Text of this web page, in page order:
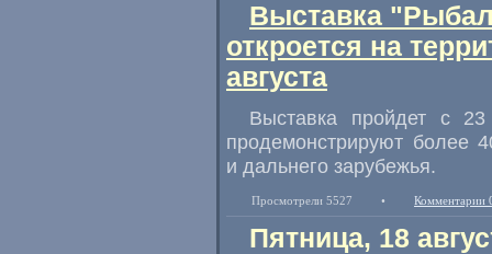
Выставка
откроется на
августа
Выставка пройдет с
продемонстрируют более
и дальнего зарубежья.
Просмотрели 5527 • Комментарии
Пятница, 18